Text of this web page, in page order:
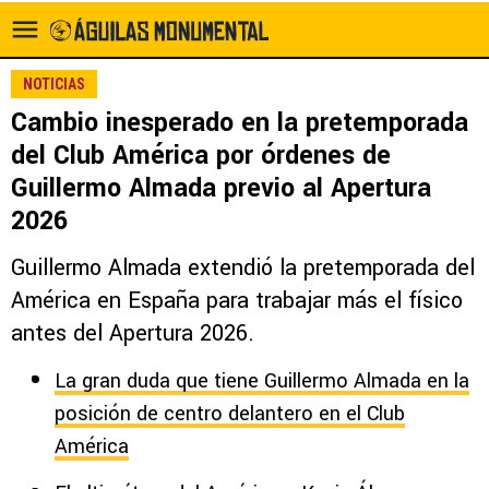
NOTICIAS
Cambio inesperado en la pretemporada
del Club América por órdenes de
Guillermo Almada previo al Apertura
2026
Guillermo Almada extendió la pretemporada del
América en España para trabajar más el físico
antes del Apertura 2026.
La gran duda que tiene Guillermo Almada en la
posición de centro delantero en el Club
América